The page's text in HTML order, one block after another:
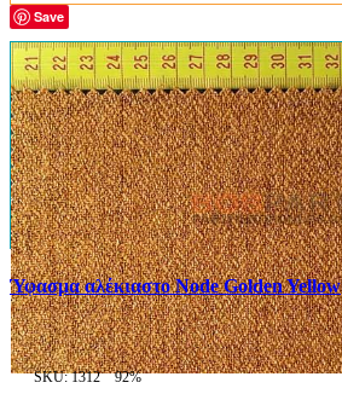
Save
Ύφασμα αλέκιαστο Node Golden Yellow
SKU: 1312 92%